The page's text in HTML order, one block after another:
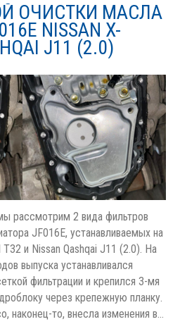
ОЧИСТКИ МАСЛА
NISSAN X-
J11 (2.0)
рассмотрим 2 вида фильтров
JF016E, устанавливаемых на
и Nissan Qashqai J11 (2.0). На
выпуска устанавливался
фильтрации и крепился 3-мя
через крепежную планку.
наконец-то, внесла изменения в…